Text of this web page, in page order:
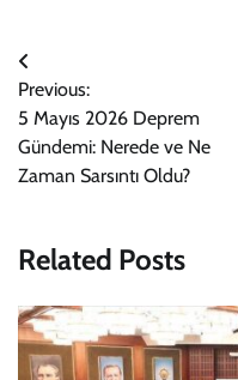
Yazı
gezinmesi
Previous:
5 Mayıs 2026 Deprem
Gündemi: Nerede ve Ne
Zaman Sarsıntı Oldu?
Related Posts